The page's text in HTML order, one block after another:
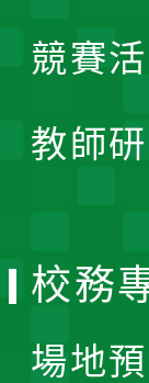
競賽
教師
校務
場地